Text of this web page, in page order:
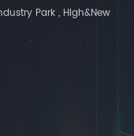
Park , High&New